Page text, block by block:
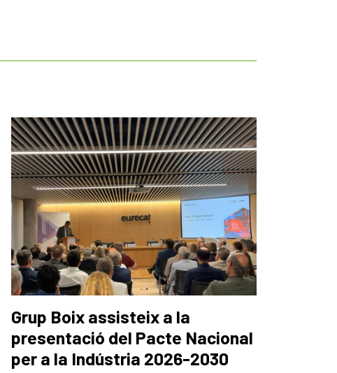
Grup Boix assisteix a la
presentació del Pacte Nacional
per a la Indústria 2026-2030